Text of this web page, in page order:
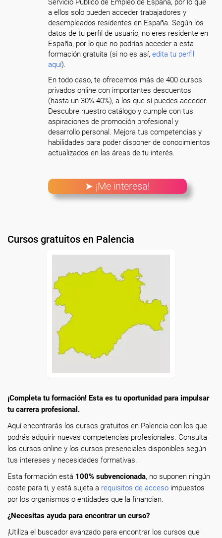
Servicio Público de Empleo de España, por lo que
a ellos solo pueden acceder trabajadores y
desempleados residentes en España. Según los
datos de tu perfil de usuario, no eres residente en
España, por lo que no podrías acceder a esta
formación gratuita (si no es así,edita tu perfil
aquí).
En todo caso, te ofrecemos más de 400 cursos
privados online con importantes descuentos
(hasta un 30% 40%), a los que sí puedes acceder.
Descubre nuestro catálogo y cumple con tus
aspiraciones de promoción profesional y
desarrollo personal. Mejora tus competencias y
habilidades para poder disponer de conocimientos
actualizados en las áreas de tu interés.
➤ ¡Me interesa!
Cursos gratuitos en Palencia
¡Completa tu formación! Esta es tu oportunidad para impulsar
tu carrera profesional.
Aquí encontrarás los cursos gratuitos en Palencia con los que
podrás adquirir nuevas competencias profesionales. Consulta
los cursos online y los cursos presenciales disponibles según
tus intereses y necesidades formativas.
Esta formación está 100% subvencionada, no suponen ningún
coste para ti, y está sujeta a requisitos de acceso impuestos
por los organismos o entidades que la financian.
¿Necesitas ayuda para encontrar un curso?
¡Utiliza el buscador avanzado para encontrar los cursos que